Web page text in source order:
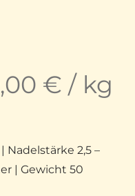
€ / kg
Nadelstärke 2,5 –
| Gewicht 50